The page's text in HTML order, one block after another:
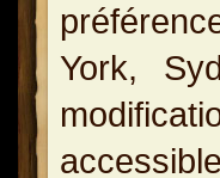
York,